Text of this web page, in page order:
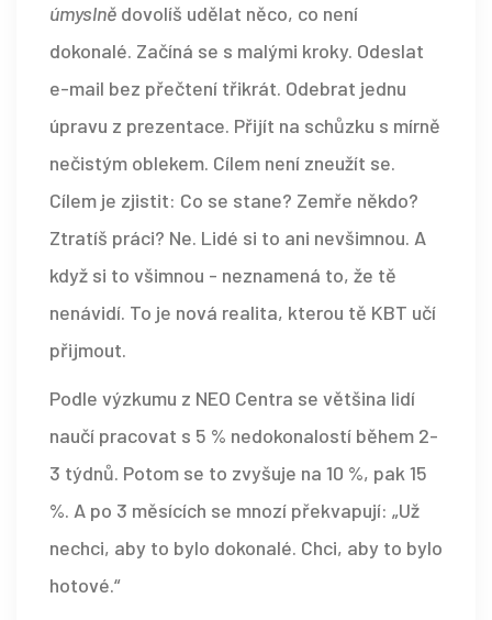
úmyslně dovolíš udělat něco, co není
dokonalé. Začíná se s malými kroky. Odeslat
e-mail bez přečtení třikrát. Odebrat jednu
úpravu z prezentace. Přijít na schůzku s mírně
nečistým oblekem. Cílem není zneužít se.
Cílem je zjistit: Co se stane? Zemře někdo?
Ztratíš práci? Ne. Lidé si to ani nevšimnou. A
když si to všimnou - neznamená to, že tě
nenávidí. To je nová realita, kterou tě KBT učí
přijmout.
Podle výzkumu z NEO Centra se většina lidí
naučí pracovat s 5 % nedokonalostí během 2-
3 týdnů. Potom se to zvyšuje na 10 %, pak 15
%. A po 3 měsících se mnozí překvapují: „Už
nechci, aby to bylo dokonalé. Chci, aby to bylo
hotové.“